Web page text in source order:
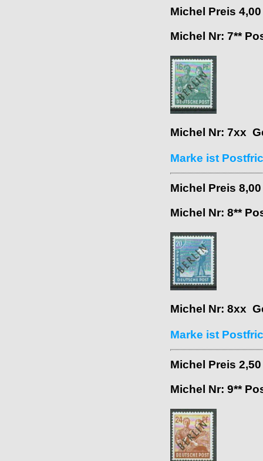
Michel Preis
Michel Nr: 7**
Michel Nr: 7xx
Marke ist
Michel Preis
Michel Nr: 8**
Michel Nr: 8xx
Marke ist
Michel Preis
Michel Nr: 9**